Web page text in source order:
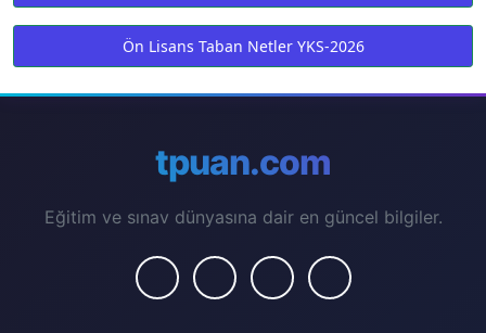
Ön Lisans Taban Netler YKS-2026
tpuan.com
Eğitim ve sınav dünyasına dair en güncel bilgiler.